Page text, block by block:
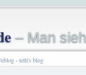
– Man
› tetti's blog